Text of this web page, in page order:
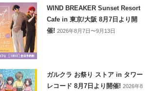
WIND BREAKER Sunset Resort
Cafe in 東京/大阪 8月7日より開
催!2026年8月7日〜9月13日
ガルクラ お祭り ストア in タワー
レコード 8月7日より開催!2026年8